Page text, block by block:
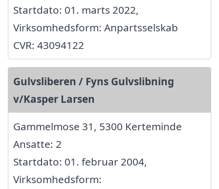
Startdato: 01. marts 2022,
Virksomhedsform: Anpartsselskab
CVR: 43094122
Gulvsliberen / Fyns Gulvslibning
v/Kasper Larsen
Gammelmose 31, 5300 Kerteminde
Ansatte: 2
Startdato: 01. februar 2004,
Virksomhedsform: